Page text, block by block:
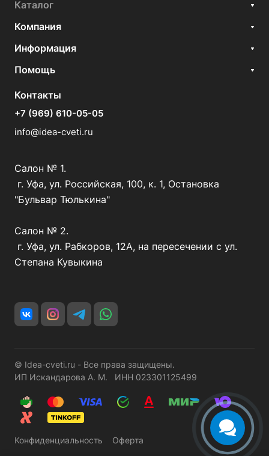
Каталог
Компания
Информация
Помощь
Контакты
+7 (969) 610-05-05
info@idea-cveti.ru
Салон № 1.
г. Уфа, ул. Российская, 100, к. 1, Остановка
"Бульвар Тюлькина"
Салон № 2.
г. Уфа, ул. Рабкоров, 12А, на пересечении с ул.
Степана Кувыкина
© Idea-cveti.ru - Все права защищены.
ИП Искандарова А. М. ИНН 023301125499
Конфиденциальность Оферта